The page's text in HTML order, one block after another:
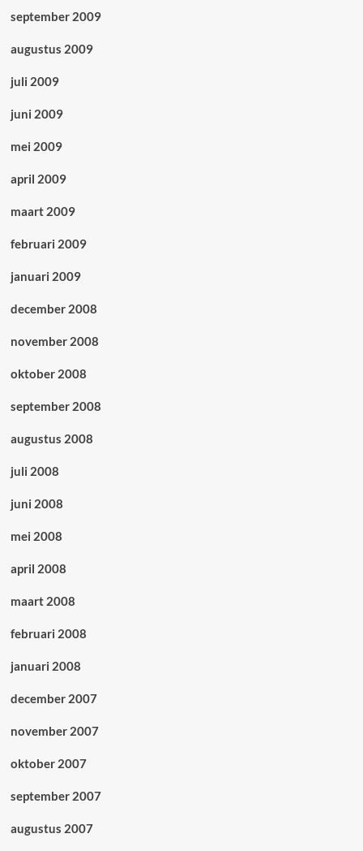
september 2009
augustus 2009
juli 2009
juni 2009
mei 2009
april 2009
maart 2009
februari 2009
januari 2009
december 2008
november 2008
oktober 2008
september 2008
augustus 2008
juli 2008
juni 2008
mei 2008
april 2008
maart 2008
februari 2008
januari 2008
december 2007
november 2007
oktober 2007
september 2007
augustus 2007